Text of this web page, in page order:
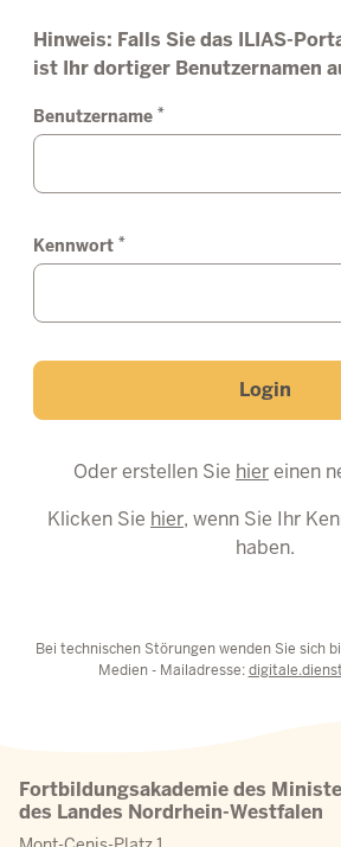
Hinweis: Falls Sie das ILIAS-
ist Ihr dortiger Benutzernamen
Benutzername *
Kennwort *
Login
Oder erstellen Sie hiereinen
Klicken Sie hier, wenn Sie Ihr
haben.
Bei technischen Störungen wenden Sie sich
Medien - Mailadresse:
Fortbildungsakademie des
des Landes Nordrhein-Westfalen